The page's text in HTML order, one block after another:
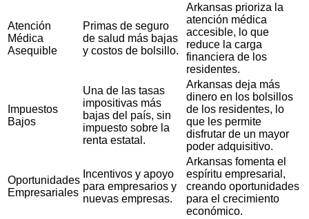
Atención
Médica
Asequible
Primas de seguro
de salud más bajas
y costos de bolsillo.
Arkansas prioriza la
atención médica
accesible, lo que
reduce la carga
financiera de los
residentes.
Impuestos
Bajos
Una de las tasas
impositivas más
bajas del país, sin
impuesto sobre la
renta estatal.
Arkansas deja más
dinero en los bolsillos
de los residentes, lo
que les permite
disfrutar de un mayor
poder adquisitivo.
Oportunidades
Empresariales
Incentivos y apoyo
para empresarios y
nuevas empresas.
Arkansas fomenta el
espíritu empresarial,
creando oportunidades
para el crecimiento
económico.